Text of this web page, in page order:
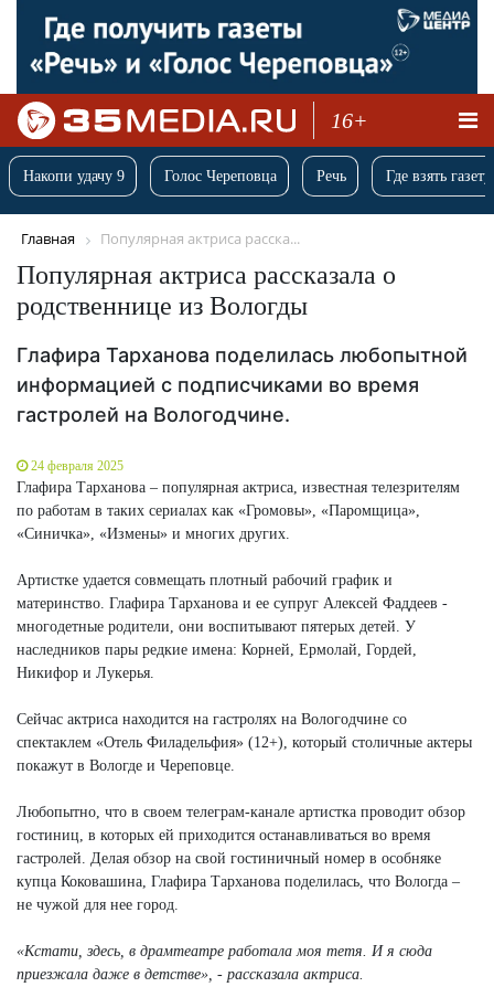
16+
Накопи удачу 9 Голос Череповца Речь Где взять
Главная Популярная актриса расска...
Популярная актриса рассказала о
родственнице из Вологды
Глафира Тарханова поделилась любопытной
информацией с подписчиками во время
гастролей на Вологодчине.
24 февраля 2025
Глафира Тарханова – популярная актриса, известная телезрителям
по работам в таких сериалах как «Громовы», «Паромщица»,
«Синичка», «Измены» и многих других.
Артистке удается совмещать плотный рабочий график и
материнство. Глафира Тарханова и ее супруг Алексей Фаддеев -
многодетные родители, они воспитывают пятерых детей. У
наследников пары редкие имена: Корней, Ермолай, Гордей,
Никифор и Лукерья.
Сейчас актриса находится на гастролях на Вологодчине со
спектаклем «Отель Филадельфия» (12+), который столичные актеры
покажут в Вологде и Череповце.
Любопытно, что в своем телеграм-канале артистка проводит обзор
гостиниц, в которых ей приходится останавливаться во время
гастролей. Делая обзор на свой гостиничный номер в особняке
купца Коковашина, Глафира Тарханова поделилась, что Вологда –
не чужой для нее город.
«Кстати, здесь, в драмтеатре работала моя тетя. И я сюда
приезжала даже в детстве», - рассказала актриса.